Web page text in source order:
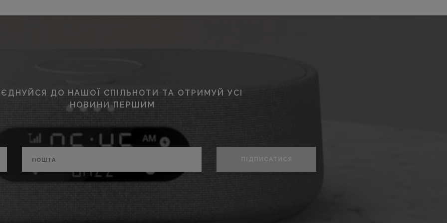
ДО НАШОЇ СПІЛЬНОТИ ТА ОТРИМУЙ УСІ
НОВИНИ ПЕРШИМ
ПІДПИСАТИСЯ